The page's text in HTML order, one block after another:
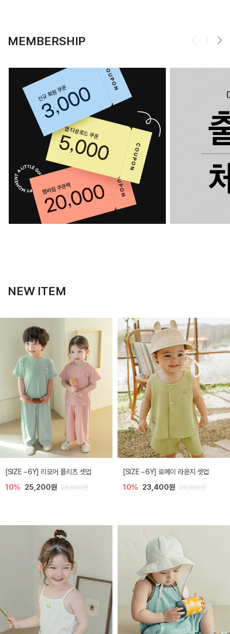
MEMBERSHIP
NEW ITEM
[SIZE ~6Y] 리모어 플리츠 셋업
10% 25,200원 28,000원
[SIZE ~6Y] 로메이 라운지 셋업
10% 23,400원 26,000원